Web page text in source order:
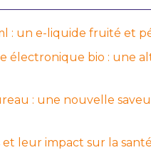
: un e-liquide fruité et
électronique bio : une
: une nouvelle
et leur impact sur la